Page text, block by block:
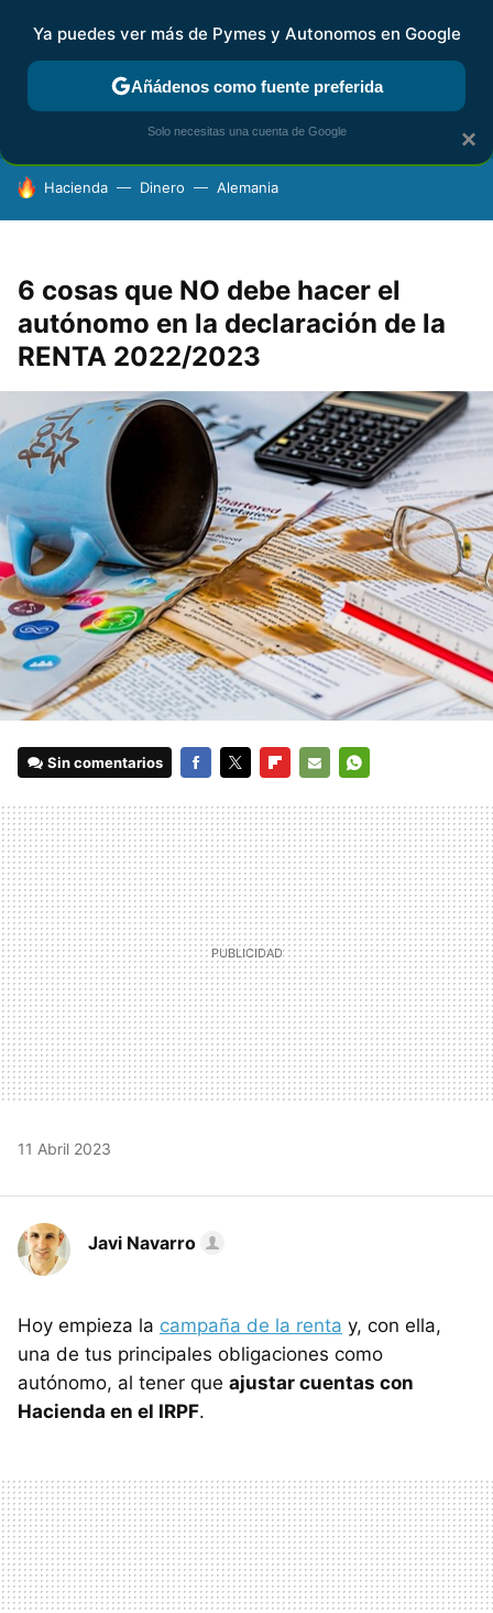
FISCALIDAD Y CONTABILIDAD KIT DIGITAL RENTA
HOY SE HABLA DE
Hacienda Dinero Alemania
6 cosas que NO debe hacer el
autónomo en la declaración de la
RENTA 2022/2023
Sin comentarios
MAIL
11 Abril 2023
Javi Navarro
Hoy empieza la campaña de la renta y, con ella,
una de tus principales obligaciones como
autónomo, al tener que ajustar cuentas con
Hacienda en el IRPF.
×
Ya puedes ver más de Pymes y Autonomos en Google
Añádenos como fuente preferida
Solo necesitas una cuenta de Google